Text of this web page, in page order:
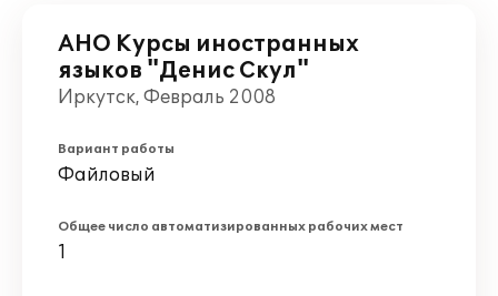
АНО Курсы иностранных
языков "Денис Скул"
Иркутск, Февраль 2008
Вариант работы
Файловый
Общее число автоматизированных рабочих мест
1